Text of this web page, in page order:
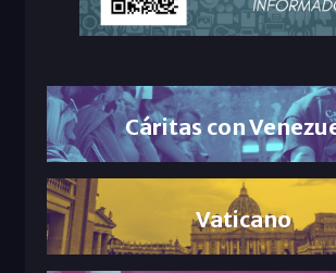
Cáritas con
Vaticano